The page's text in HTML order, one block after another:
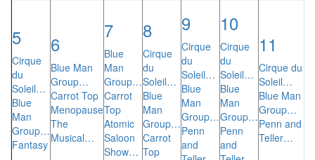
5
Cirque
du
Soleil…
Blue
Man
Group…
Fantasy
6
Blue Man
Group…
Carrot Top
Menopause
The
Musical…
7
Blue
Man
Group…
Carrot
Top
Atomic
Saloon
Show…
8
Cirque
du
Soleil…
Blue
Man
Group…
Carrot
Top
9
Cirque
du
Soleil…
Blue
Man
Group…
Penn
and
10
Cirque
du
Soleil…
Blue
Man
Group…
Penn
and
11
Cirque du
Soleil…
Blue Man
Group…
Penn and
Teller…